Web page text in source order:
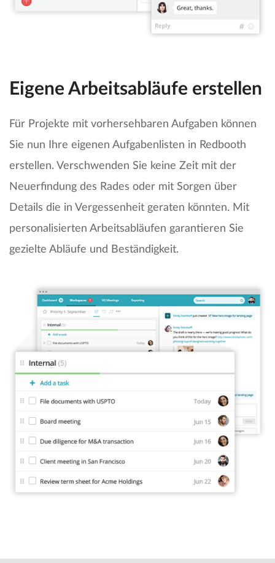
Eigene Arbeitsabläufe erstellen
Für Projekte mit vorhersehbaren Aufgaben können
Sie nun Ihre eigenen Aufgabenlisten in Redbooth
erstellen. Verschwenden Sie keine Zeit mit der
Neuerfindung des Rades oder mit Sorgen über
Details die in Vergessenheit geraten könnten. Mit
personalisierten Arbeitsabläufen garantieren Sie
gezielte Abläufe und Beständigkeit.